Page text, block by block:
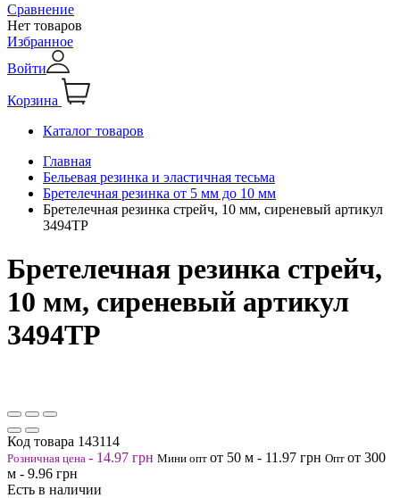
Сравнение
Нет товаров
Избранное
Войти
Корзина
Каталог товаров
Главная
Бельевая резинка и эластичная тесьма
Бретелечная резинка от 5 мм до 10 мм
Бретелечная резинка стрейч, 10 мм, сиреневый артикул
3494ТР
Бретелечная резинка стрейч,
10 мм, сиреневый артикул
3494ТР
Код товара 143114
Розничная цена - 14.97 грн Мини опт от 50 м - 11.97 грн Опт от 300
м - 9.96 грн
Есть в наличии